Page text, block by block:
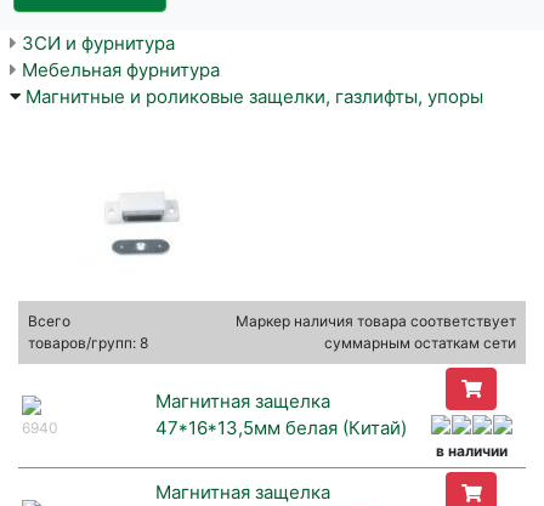
ЗСИ и фурнитура
Мебельная фурнитура
Магнитные и роликовые защелки, газлифты, упоры
Всего
товаров/групп: 8
Маркер наличия товара соответствует
суммарным остаткам сети
6940
Магнитная защелка
47*16*13,5мм белая (Китай)
в наличии
Магнитная защелка